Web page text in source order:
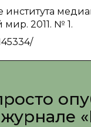
института
2011. № 1.